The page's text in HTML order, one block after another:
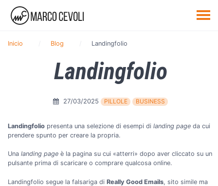
Inicio Blog Landingfolio
Landingfolio
27/03/2025 PILLOLE BUSINESS
Landingfolio presenta una selezione di esempi di landing page da cui
prendere spunto per creare la propria.
Una landing page è la pagina su cui «atterri» dopo aver cliccato su un
pulsante prima di scaricare o comprare qualcosa online.
Landingfolio segue la falsariga di Really Good Emails, sito simile ma